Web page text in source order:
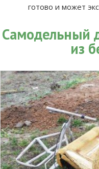
готово и может
Самодельный
из